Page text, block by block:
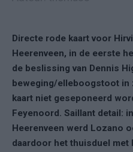
Directe rode kaart voor
Heerenveen, in de eerste
de beslissing van Dennis
beweging/elleboogstoot in
kaart niet geseponeerd
Feyenoord. Saillant detail:
Heerenveen werd Lozano
daardoor het thuisduel met